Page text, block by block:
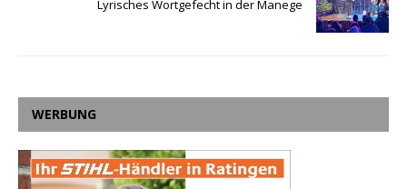
Lyrisches Wortgefecht in der Manege
WERBUNG